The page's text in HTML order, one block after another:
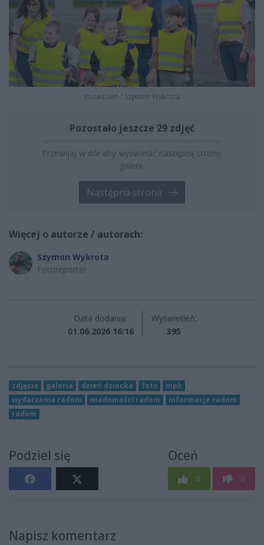
cozadzien / Szymon Wykrota
Pozostało jeszcze 29 zdjęć
Przewijaj w dół aby wyświetlić następną stronę
galerii.
Następna strona
Więcej o autorze / autorach:
Szymon Wykrota
Fotoreporter
Data dodania:
01.06.2026 16:16
Wyświetleń:
395
zdjęcia galeria dzień dziecka foto
mpk
wydarzenia radom
wiadomości radom
informacje radom
radom
Podziel się Oceń
0 0
Napisz komentarz